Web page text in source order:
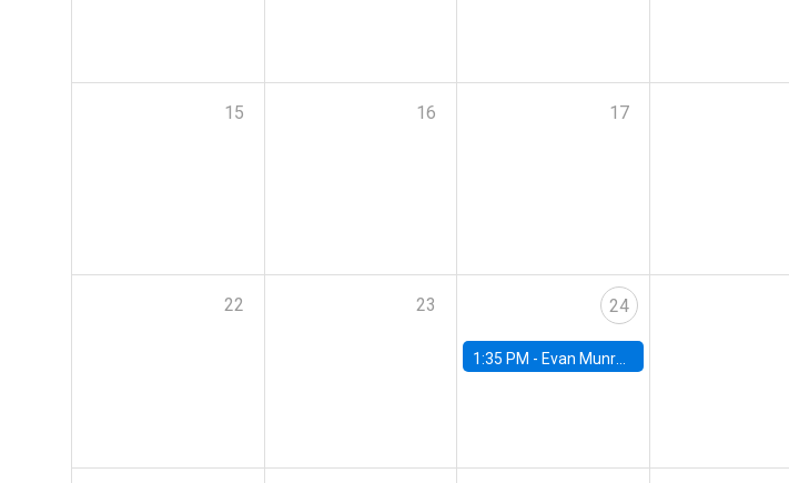
15 16 17
22 23 24
1:35 PM - Evan Munro, Neyman Visiting Assistant Professor in the Department of Statistics at UC Berkeley